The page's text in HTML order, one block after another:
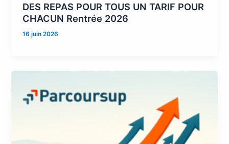
DES REPAS POUR TOUS UN TARIF POUR
CHACUN Rentrée 2026
16 juin 2026